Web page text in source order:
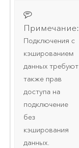
Примечание:
Подключения с
кэшированием
данных требуют
также прав
доступа на
подключение
без
кэширования
данных.